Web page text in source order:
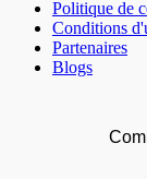
Politique de
Conditions
Partenaires
Blogs